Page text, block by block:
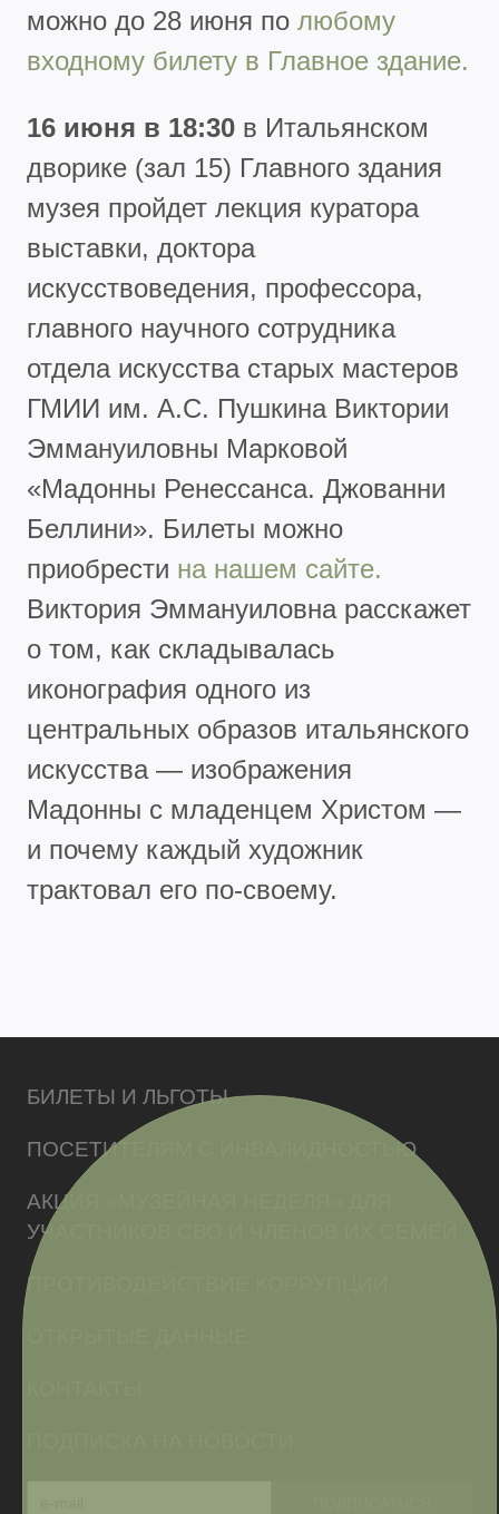
можно до 28 июня по любому
входному билету в Главное здание.
16 июня в 18:30 в Итальянском
дворике (зал 15) Главного здания
музея пройдет лекция куратора
выставки, доктора
искусствоведения, профессора,
главного научного сотрудника
отдела искусства старых мастеров
ГМИИ им. А.С. Пушкина Виктории
Эммануиловны Марковой
«Мадонны Ренессанса. Джованни
Беллини». Билеты можно
приобрести на нашем сайте.
Виктория Эммануиловна расскажет
о том, как складывалась
иконография одного из
центральных образов итальянского
искусства — изображения
Мадонны с младенцем Христом —
и почему каждый художник
трактовал его по-своему.
БИЛЕТЫ И ЛЬГОТЫ
ПОСЕТИТЕЛЯМ С ИНВАЛИДНОСТЬЮ
АКЦИЯ «МУЗЕЙНАЯ НЕДЕЛЯ» ДЛЯ
УЧАСТНИКОВ СВО И ЧЛЕНОВ ИХ СЕМЕЙ
ПРОТИВОДЕЙСТВИЕ КОРРУПЦИИ